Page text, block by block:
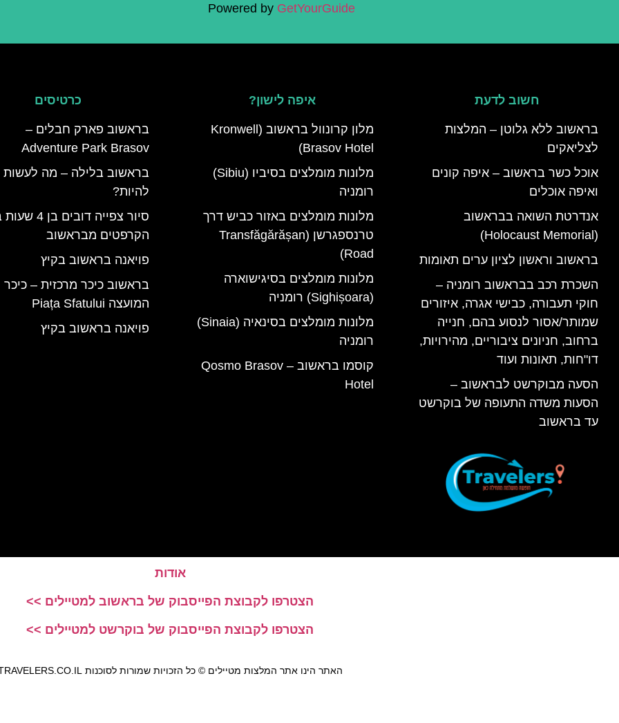
Powered by GetYourGuide
חשוב לדעת
בראשוב ללא גלוטן – המלצות
לצליאקים
אוכל כשר בראשוב – איפה קונים
ואיפה אוכלים
אנדרטת השואה בבראשוב
(Holocaust Memorial)
בראשוב וראשון לציון ערים תאומות
השכרת רכב בבראשוב רומניה –
חוקי תעבורה, כבישי אגרה, איזורים
שמותר/אסור לנסוע בהם, חנייה
ברחוב, חניונים ציבוריים, מהירויות,
דו"חות, תאונות ועוד
הסעה מבוקרשט לבראשוב –
הסעות משדה התעופה של בוקרשט
עד בראשוב
איפה לישון?
מלון קרונוול בראשוב (Kronwell
Brasov Hotel)
מלונות מומלצים בסיביו (Sibiu)
רומניה
מלונות מומלצים באזור כביש דרך
טרנספגרשן (Transfăgărășan
Road)
מלונות מומלצים בסיגישוארה
(Sighișoara) רומניה
מלונות מומלצים בסינאיה (Sinaia)
רומניה
קוסמו בראשוב – Qosmo Brasov
Hotel
כרטיסים
בראשוב פארק חבלים –
Adventure Park Brasov
בראשוב בלילה – מה לעשות
להיות?
סיור צפייה דובים
הקרפטים מבראשוב
פויאנה בראשוב בקיץ
בראשוב כיכר מרכזית – כיכר
המועצה Piața Sfatului
פויאנה בראשוב בקיץ
אודות
הצטרפו לקבוצת הפייסבוק של בראשוב למטיילים >>
הצטרפו לקבוצת הפייסבוק של בוקרשט למטיילים >>
האתר הינו אתר המלצות מטיילים © כל הזכויות שמורות לסוכנות TRAVELERS.CO.IL